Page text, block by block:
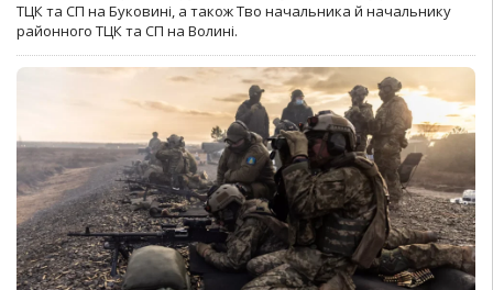
ТЦК та СП на Буковині, а також Тво начальника й начальнику
районного ТЦК та СП на Волині.